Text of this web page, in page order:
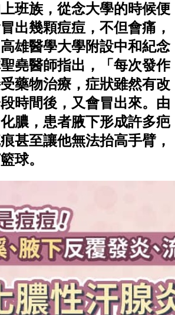
班族，從念大學的時候便
出幾顆痘痘，不但會痛，
雄醫學大學附設中和紀念
堯醫師指出，「每次發作
藥物治療，症狀雖然有改
時間後，又會冒出來。由
膿，患者腋下形成許多疤
甚至讓他無法抬高手臂，
球。